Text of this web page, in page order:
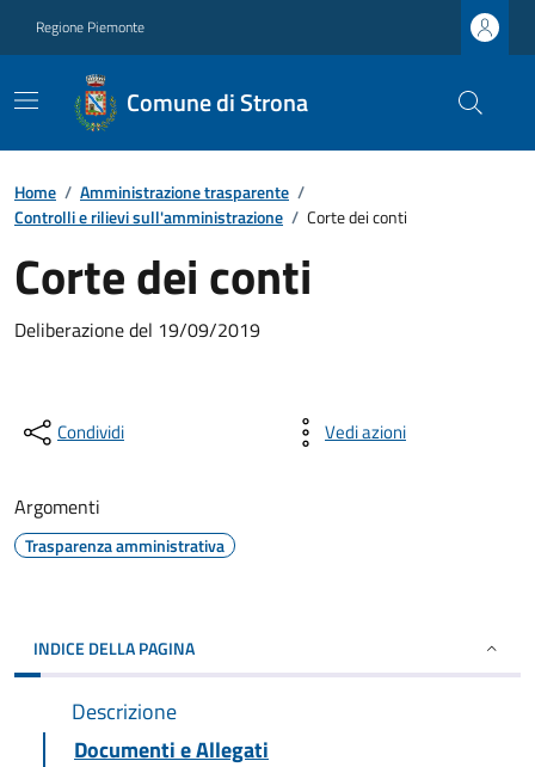
Regione Piemonte
Comune di Strona
Home / Amministrazione trasparente /
Controlli e rilievi sull'amministrazione / Corte dei conti
Corte dei conti
Deliberazione del 19/09/2019
Condividi Vedi azioni
Argomenti
Trasparenza amministrativa
INDICE DELLA PAGINA
Descrizione
Documenti e Allegati